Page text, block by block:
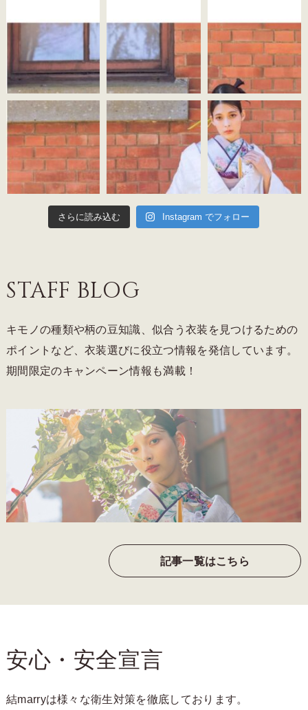
さらに読み込む Instagram でフォロー
STAFF BLOG
キモノの種類や柄の豆知識、似合う衣装を見つけるための
ポイントなど、衣装選びに役立つ情報を発信しています。
期間限定のキャンペーン情報も満載！
記事一覧はこちら
安心・安全宣言
結marryは様々な衛生対策を徹底しております。